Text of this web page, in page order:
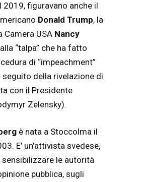
2019, figuravano anche il
Donald Trump, la
Camera USA Nancy
“talpa” che ha fatto
di “impeachment”
seguito della rivelazione di
con il Presidente
Zelensky).
è nata a Stoccolma il
E’ un’attivista svedese,
le autorità
pubblica, sugli